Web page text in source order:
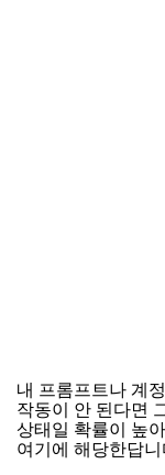
내 프롬프트나 계
작동이 안 된다면
상태일 확률이 높
여기에 해당한답니